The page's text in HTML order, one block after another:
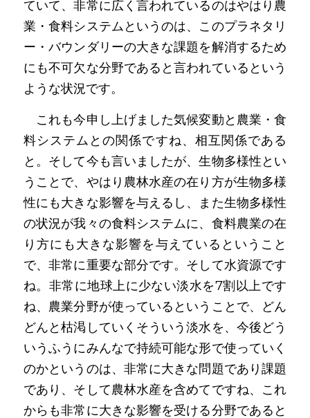
ていて、非常に広く言われているのはやはり農
業・食料システムというのは、このプラネタリ
ー・バウンダリーの大きな課題を解消するため
にも不可欠な分野であると言われているという
ような状況です。
これも今申し上げました気候変動と農業・食
料システムとの関係ですね、相互関係である
と。そして今も言いましたが、生物多様性とい
うことで、やはり農林水産の在り方が生物多様
性にも大きな影響を与えるし、また生物多様性
の状況が我々の食料システムに、食料農業の在
り方にも大きな影響を与えているということ
で、非常に重要な部分です。そして水資源です
ね。非常に地球上に少ない淡水を7割以上です
ね、農業分野が使っているということで、どん
どんと枯渇していくそういう淡水を、今後どう
いうふうにみんなで持続可能な形で使っていく
のかというのは、非常に大きな問題であり課題
であり、そして農林水産を含めてですね、これ
からも非常に大きな影響を受ける分野であると